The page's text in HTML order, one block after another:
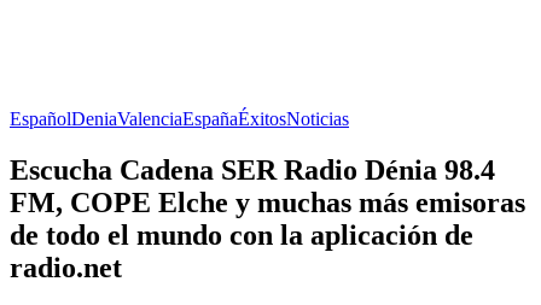
EspañolDeniaValenciaEspañaÉxitosNoticias
Escucha Cadena SER Radio Dénia 98.4
FM, COPE Elche y muchas más emisoras
de todo el mundo con la aplicación de
radio.net